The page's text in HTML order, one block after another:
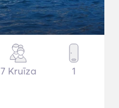
7 Kruīza 1